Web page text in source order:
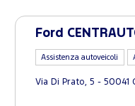
Assistenza autoveicoli
Via Di Prato, 5 - 50041